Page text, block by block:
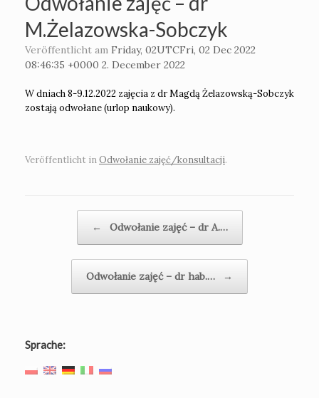
M.Żelazowska-Sobczyk
Veröffentlicht am Friday, 02UTCFri, 02 Dec 2022
08:46:35 +0000 2. December 2022
W dniach 8-9.12.2022 zajęcia z dr Magdą Żelazowską-Sobczyk
zostają odwołane (urlop naukowy).
Veröffentlicht inOdwołanie zajęć/konsultacji.
← Odwołanie zajęć – dr A.…
Odwołanie zajęć – dr hab.… →
Sprache: